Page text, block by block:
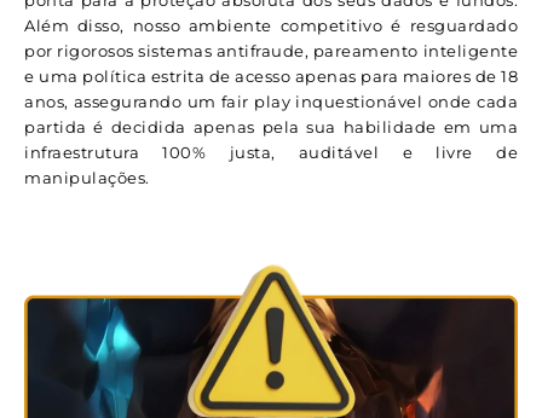
Além disso, nosso ambiente competitivo é resguardado
por rigorosos sistemas antifraude, pareamento inteligente
e uma política estrita de acesso apenas para maiores de 18
anos, assegurando um fair play inquestionável onde cada
partida é decidida apenas pela sua habilidade em uma
infraestrutura 100% justa, auditável e livre de
manipulações.